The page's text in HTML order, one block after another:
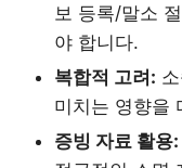
보 등록/말소
야 합니다.
복합적 고려:
미치는 영향을
증빙 자료 활용: